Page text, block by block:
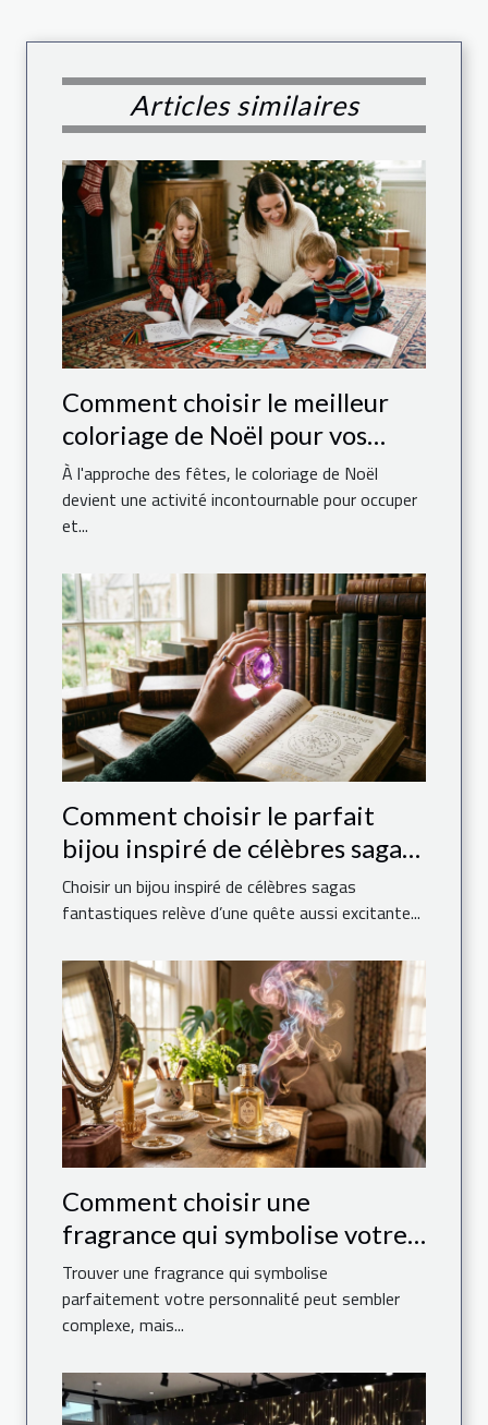
Articles similaires
Comment choisir le meilleur
coloriage de Noël pour vos
enfants ?
À l'approche des fêtes, le coloriage de Noël
devient une activité incontournable pour occuper
et...
Comment choisir le parfait
bijou inspiré de célèbres sagas
fantastiques ?
Choisir un bijou inspiré de célèbres sagas
fantastiques relève d’une quête aussi excitante...
Comment choisir une
fragrance qui symbolise votre
personnalité ?
Trouver une fragrance qui symbolise
parfaitement votre personnalité peut sembler
complexe, mais...